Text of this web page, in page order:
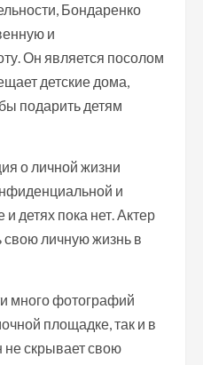
Бондаренко
и
Он является посолом
детские дома,
подарить детям
о личной жизни
и
детях пока нет. Актер
свою личную жизнь в
много фотографий
площадке, так и в
скрывает свою